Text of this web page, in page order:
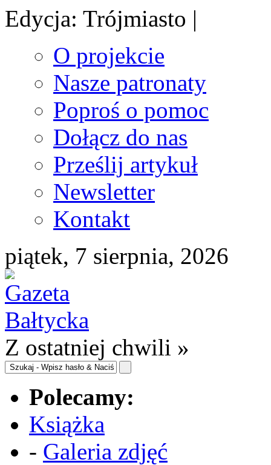
Edycja: Trójmiasto |
O projekcie
Nasze patronaty
Poproś o pomoc
Dołącz do nas
Prześlij artykuł
Newsletter
Kontakt
piątek, 7 sierpnia, 2026
Z ostatniej chwili »
Polecamy:
Książka
- Galeria zdjęć